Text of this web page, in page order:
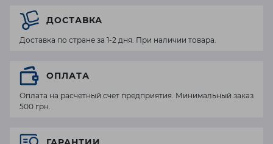
ДОСТАВКА
Доставка по стране за 1-2 дня. При наличии товара.
ОПЛАТА
Оплата на расчетный счет предприятия. Минимальный заказ
500 грн.